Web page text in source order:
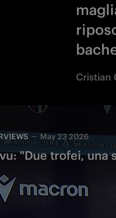
Cristian
May 23 2026
"Due trofei, una